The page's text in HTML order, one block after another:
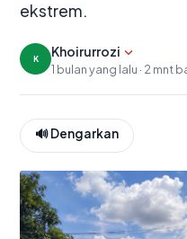
ekstrem.
K Khoirurrozi Tampilkan
1 bulan yang lalu · 2 mnt
🔊 Dengarkan